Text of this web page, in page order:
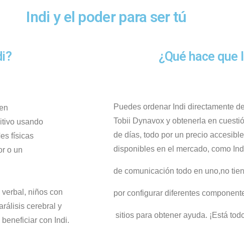
Indi y el poder para ser tú
usando
físicas
o un
, niños con
cerebral y
beneficiar con Indi.
¿Qué hace que
Puedes ordenar Indi directamente
Tobii Dynavoxy obtenerl a en
de días, todopor un precio accesible
disponibles en el mercado, como
de comunicación todoen uno,no
por configurar diferentes
sitiospara obtener ayuda. ¡Está